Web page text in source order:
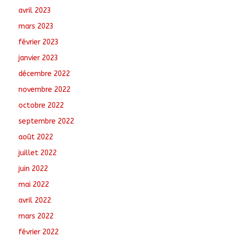
avril 2023
mars 2023
février 2023
janvier 2023
décembre 2022
novembre 2022
octobre 2022
septembre 2022
août 2022
juillet 2022
juin 2022
mai 2022
avril 2022
mars 2022
février 2022